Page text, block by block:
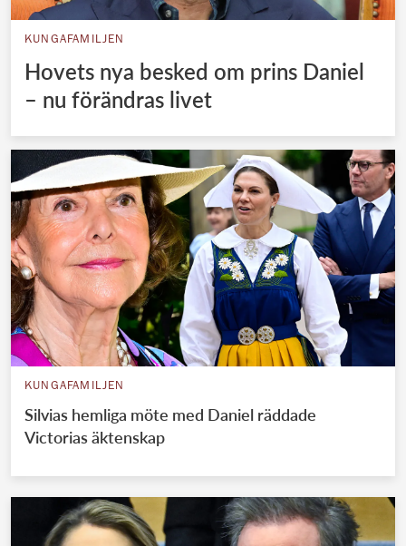
KUNGAFAMILJEN
Hovets nya besked om prins Daniel
– nu förändras livet
KUNGAFAMILJEN
Silvias hemliga möte med Daniel räddade
Victorias äktenskap